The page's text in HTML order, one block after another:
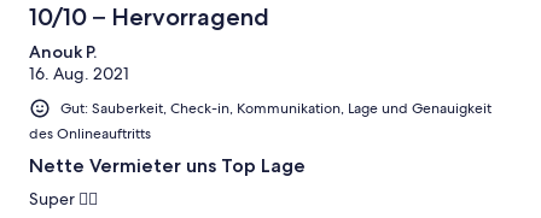
10/10 – Hervorragend
Anouk P.
16. Aug. 2021
Gut: Sauberkeit, Check-in, Kommunikation, Lage und Genauigkeit
des Onlineauftritts
Nette Vermieter uns Top Lage
Super 👍🏼